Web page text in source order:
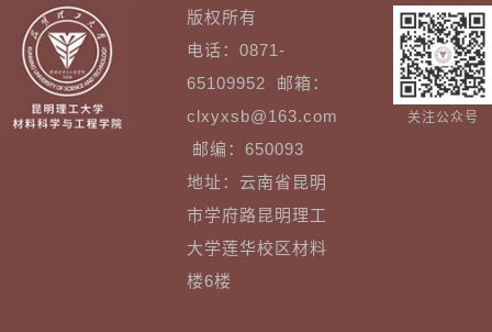
版权所有
电话：0871-
65109952 邮箱：
clxyxsb@163.com
邮编：650093
地址：云南省昆明
市学府路昆明理工
大学莲华校区材料
楼6楼
关注公众号